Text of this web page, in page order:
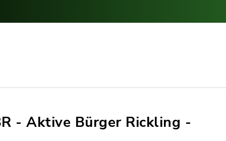
- Aktive Bürger Rickling -